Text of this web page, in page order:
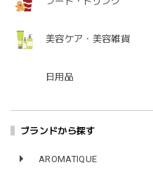
美容ケア・美容雑貨
日用品
ブランドから探す
AROMATIQUE